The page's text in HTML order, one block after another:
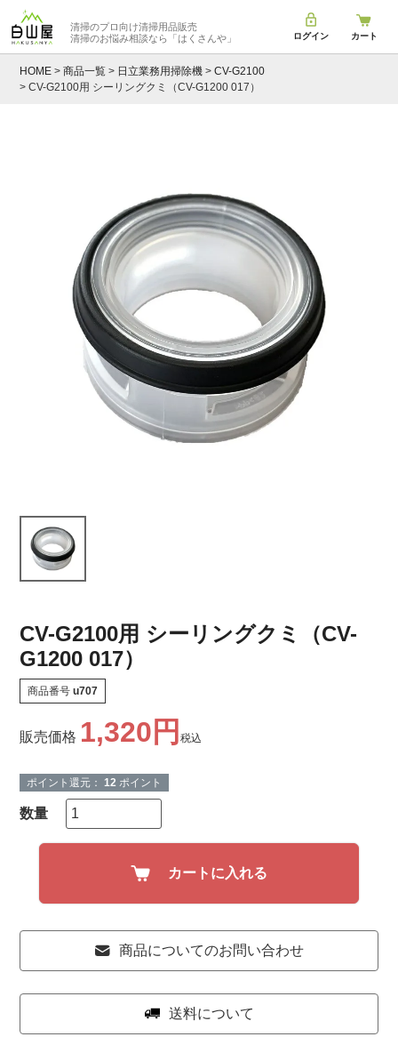
清掃のプロ向け清掃用品販売
清掃のお悩み相談なら 「はくさんや」 ログイン カート
HOME 商品一覧 日立業務用掃除機
CV-G2100
CV-G2100用 シーリングクミ（CV-G1200 017）
CV-G2100用 シーリングクミ（CV-
G1200 017）
商品番号 u707
販売価格 1,320 税込
ポイント還元： 12 ポイント
カートに入れる
商品についてのお問い合わせ
送料について